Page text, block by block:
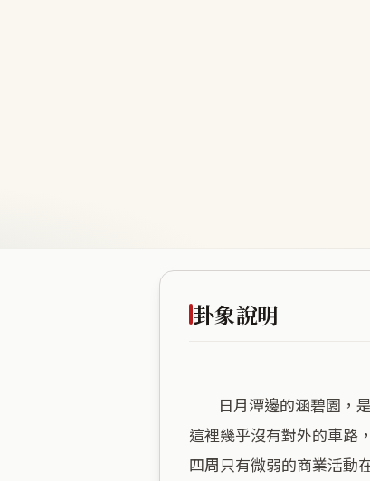
卦象說明
這裡幾乎沒有對外的車路
四周只有微弱的商業活動